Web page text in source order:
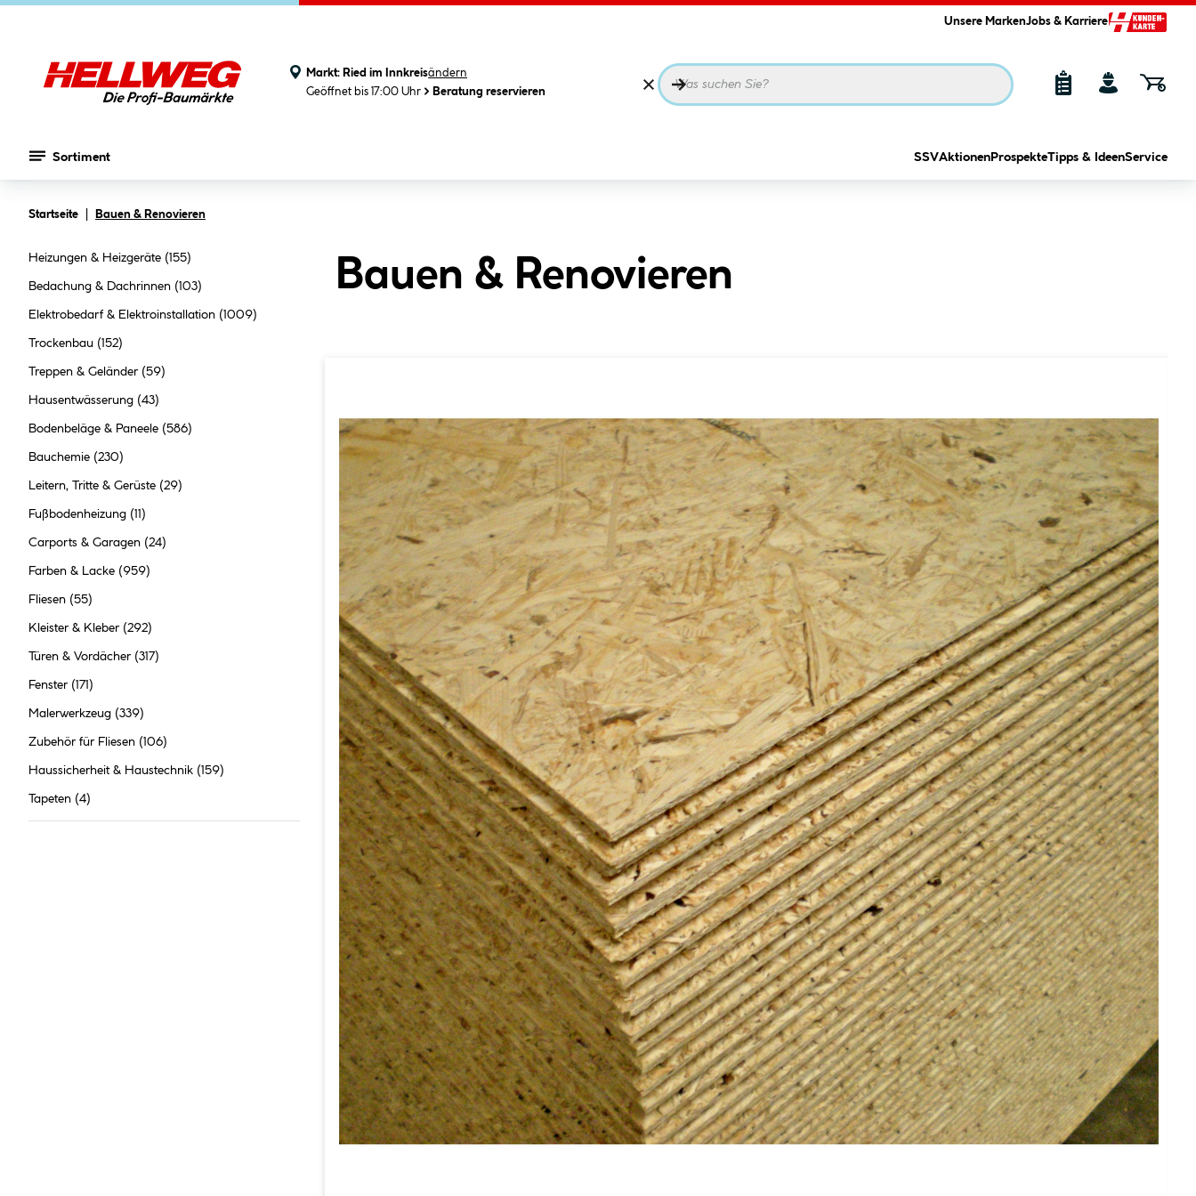
Unsere MarkenJobs & Karriere
Markt: Ried im Innkreisändern
Geöffnet bis 17:00 Uhr
Beratung reservieren
Sortiment SSVAktionen ProspekteTipps & IdeenService
Startseite Bauen & Renovieren
Heizungen & Heizgeräte (155)
Bedachung & Dachrinnen (103)
Elektrobedarf & Elektroinstallation (1009)
Trockenbau (152)
Treppen & Geländer (59)
Hausentwässerung (43)
Bodenbeläge & Paneele (586)
Bauchemie (230)
Leitern, Tritte & Gerüste (29)
Fußbodenheizung (11)
Carports & Garagen (24)
Farben & Lacke (959)
Fliesen (55)
Kleister & Kleber (292)
Türen & Vordächer (317)
Fenster (171)
Malerwerkzeug (339)
Zubehör für Fliesen (106)
Haussicherheit & Haustechnik (159)
Tapeten (4)
Bauen & Renovieren